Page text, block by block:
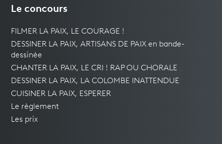
Le concours
FILMER LA PAIX, LE COURAGE !
DESSINER LA PAIX, ARTISANS DE PAIX en bande-
dessinée
CHANTER LA PAIX, LE CRI ! RAP OU CHORALE
DESSINER LA PAIX, LA COLOMBE INATTENDUE
CUISINER LA PAIX, ESPERER
Le règlement
Les prix